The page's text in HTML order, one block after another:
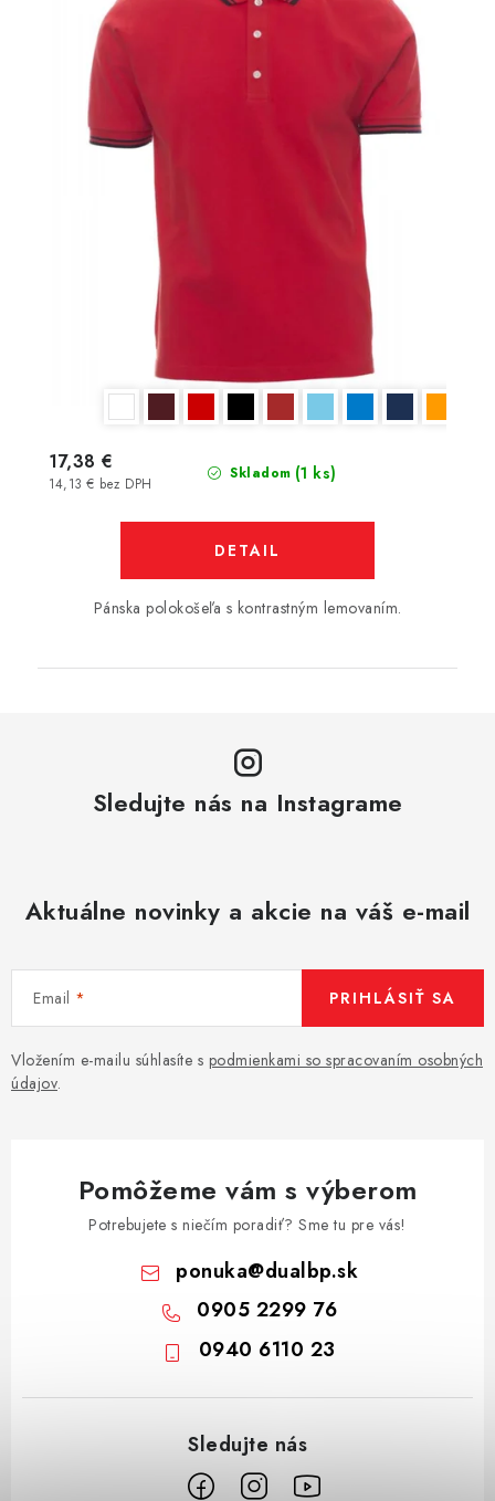
Skladom (1 ks)
14,13 € bez DPH
17,38 €
DETAIL
Pánska polokošeľa s kontrastným lemovaním.
Sledujte nás na Instagrame
Aktuálne novinky a akcie na váš e-mail
Email
Vložením e-mailu súhlasíte s podmienkami so spracovaním osobných
údajov.
PRIHLÁSIŤ SA
Pomôžeme vám s výberom
Potrebujete s niečím poradiť? Sme tu pre vás!
ponuka@dualbp.sk
0905 2299 76
0940 6110 23